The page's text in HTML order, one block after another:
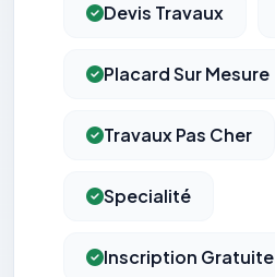
Devis Travaux
Placard Sur Mesure
Travaux Pas Cher
Specialité
Inscription Gratuite